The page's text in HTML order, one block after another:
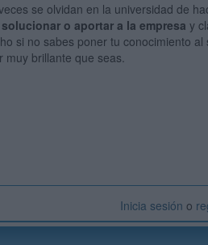
se olvidan en la universidad de
o aportar a la empresa y
si no sabes poner tu conocimiento
brillante que seas.
Inicia sesión o